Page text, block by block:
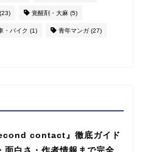
(23) 覚醒剤・大麻 (5)
・バイク (1) 青年マンガ (27)
contact』徹底ガイド